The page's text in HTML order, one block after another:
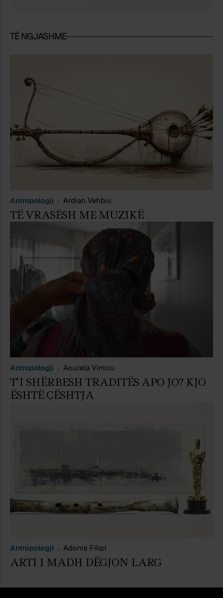
TË NGJASHME
Antropologji Ardian Vehbiu
TË VRASËSH ME MUZIKË
Antropologji Aourela Vintou
T’I SHËRBESH TRADITËS APO JO? KJO
ËSHTË ÇËSHTJA
Antropologji Adonis Filipi
ARTI I MADH DËGJON LARG